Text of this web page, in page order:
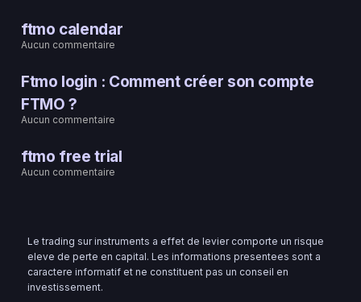
ftmo calendar
Aucun commentaire
Ftmo login : Comment créer son compte
FTMO ?
Aucun commentaire
ftmo free trial
Aucun commentaire
Le trading sur instruments a effet de levier comporte un risque
eleve de perte en capital. Les informations presentees sont a
caractere informatif et ne constituent pas un conseil en
investissement.